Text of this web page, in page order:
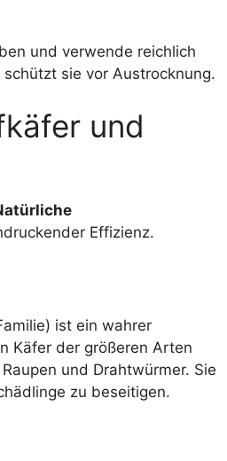
und verwende reichlich
sie vor Austrocknung.
und
Effizienz.
ist ein wahrer
Käfer der größeren Arten
und Drahtwürmer. Sie
zu beseitigen.